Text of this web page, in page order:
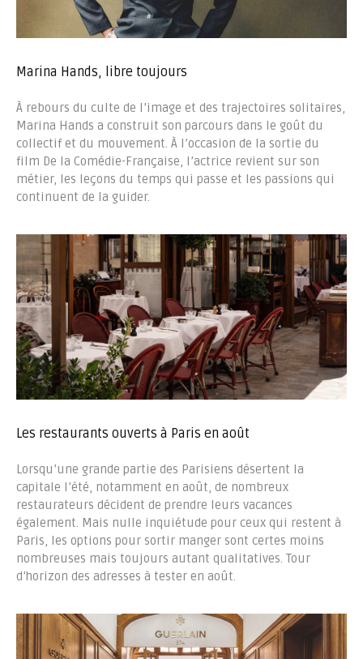
Marina Hands, libre toujours
À rebours du culte de l’image et des trajectoires solitaires,
Marina Hands a construit son parcours dans le goût du
collectif et du mouvement. À l’occasion de la sortie du
film De la Comédie-Française, l’actrice revient sur son
métier, les leçons du temps qui passe et les passions qui
continuent de la guider.
Les restaurants ouverts à Paris en août
Lorsqu’une grande partie des Parisiens désertent la
capitale l’été, notamment en août, de nombreux
restaurateurs décident de prendre leurs vacances
également. Mais nulle inquiétude pour ceux qui restent à
Paris, les options pour sortir manger sont certes moins
nombreuses mais toujours autant qualitatives. Tour
d’horizon des adresses à tester en août.